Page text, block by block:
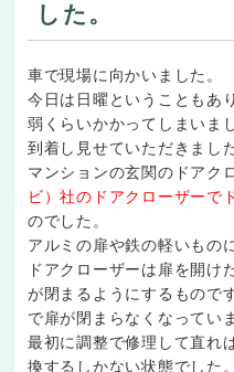
した。
車で現場に向かいました。
今日は日曜ということもあ
弱くらいかかってしまいま
到着し見せていただきました
マンションの玄関のドアク
ビ）社のドアクローザーで
のでした。
アルミの扉や鉄の軽いもの
ドアクローザーは扉を開け
が閉まるようにするもので
で扉が閉まらなくなってい
最初に調整で修理して直れ
換するしかない状態でした。